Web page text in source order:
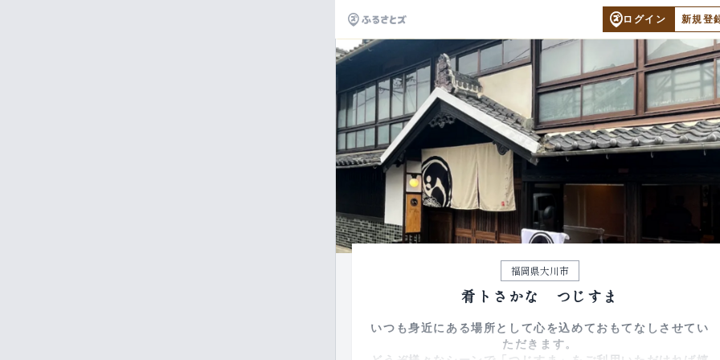
ログイン 新規登
福岡県大川市
肴トさかな つじすま
いつも身近にある場所として心を込めておもてなしさせてい
ただきます。